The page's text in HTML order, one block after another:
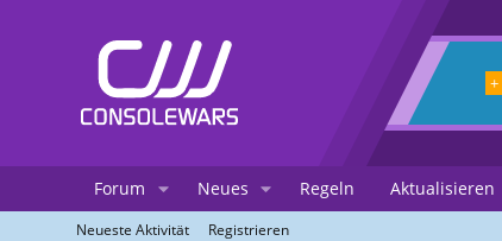
+
Forum Neues Regeln Aktualisieren
Neueste Aktivität Registrieren